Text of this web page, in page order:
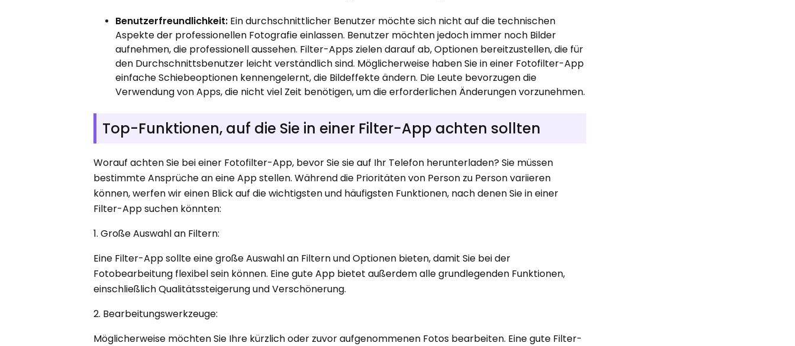
Benutzerfreundlichkeit: Ein durchschnittlicher Benutzer möchte sich nicht auf die technischen
Aspekte der professionellen Fotografie einlassen. Benutzer möchten jedoch immer noch Bilder
aufnehmen, die professionell aussehen. Filter-Apps zielen darauf ab, Optionen bereitzustellen, die für
den Durchschnittsbenutzer leicht verständlich sind. Möglicherweise haben Sie in einer Fotofilter-App
einfache Schiebeoptionen kennengelernt, die Bildeffekte ändern. Die Leute bevorzugen die
Verwendung von Apps, die nicht viel Zeit benötigen, um die erforderlichen Änderungen vorzunehmen.
Top-Funktionen, auf die Sie in einer Filter-App achten sollten
Worauf achten Sie bei einer Fotofilter-App, bevor Sie sie auf Ihr Telefon herunterladen? Sie müssen
bestimmte Ansprüche an eine App stellen. Während die Prioritäten von Person zu Person variieren
können, werfen wir einen Blick auf die wichtigsten und häufigsten Funktionen, nach denen Sie in einer
Filter-App suchen könnten:
1. Große Auswahl an Filtern:
Eine Filter-App sollte eine große Auswahl an Filtern und Optionen bieten, damit Sie bei der
Fotobearbeitung flexibel sein können. Eine gute App bietet außerdem alle grundlegenden Funktionen,
einschließlich Qualitätssteigerung und Verschönerung.
2. Bearbeitungswerkzeuge:
Möglicherweise möchten Sie Ihre kürzlich oder zuvor aufgenommenen Fotos bearbeiten. Eine gute Filter-